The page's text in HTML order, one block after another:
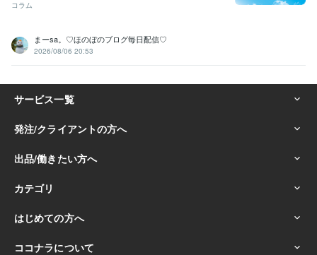
コラム
まーsa。♡ほのぼのブログ毎日配信♡
2026/08/06 20:53